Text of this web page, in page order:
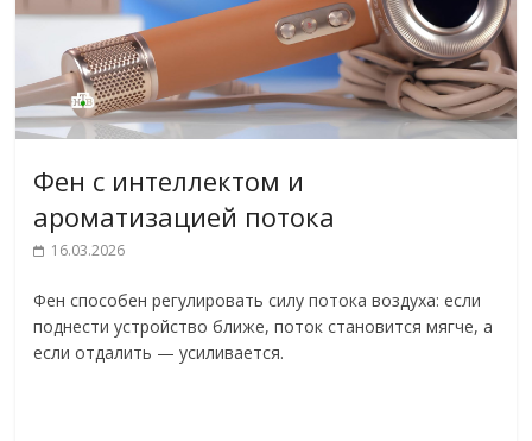
Фен с интеллектом и
ароматизацией потока
16.03.2026
Фен способен регулировать силу потока воздуха: если
поднести устройство ближе, поток становится мягче, а
если отдалить — усиливается.